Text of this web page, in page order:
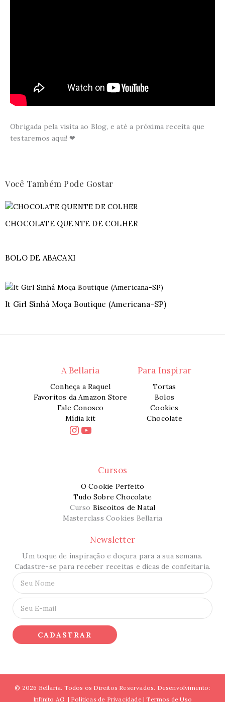
Obrigada pela visita ao Blog, e até a próxima receita que
testaremos aqui! ❤
Você Também Pode Gostar
CHOCOLATE QUENTE DE COLHER
BOLO DE ABACAXI
It Girl Sinhá Moça Boutique (Americana-SP)
A Bellaria
Conheça a Raquel
Favoritos da Amazon Store
Fale Conosco
Mídia kit
Instagram
Youtube
Para Inspirar
Tortas
Bolos
Cookies
Chocolate
Cursos
O Cookie Perfeito
Tudo Sobre Chocolate
Curso Biscoitos de Natal
Masterclass Cookies Bellaria
Newsletter
Um toque de inspiração e doçura para a sua semana.
Cadastre-se para receber receitas e dicas de confeitaria.
N
o
m
e
*
E
-
m
a
i
CADASTRAR
© 2026 Bellaria. Todos os Direitos Reservados. Desenvolvimento:
Infinito AG. | Políticas de Privacidade|Termos de Uso